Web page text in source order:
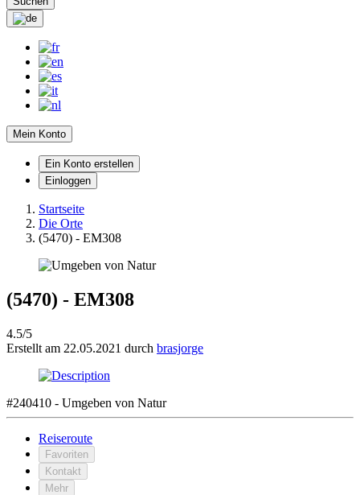
Mein Konto
Ein Konto erstellen
Einloggen
Startseite
Die Orte
(5470) - EM308
(5470) - EM308
4.5/5
Erstellt am 22.05.2021 durch brasjorge
#240410 - Umgeben von Natur
Reiseroute
Favoriten
Kontakt
Mehr